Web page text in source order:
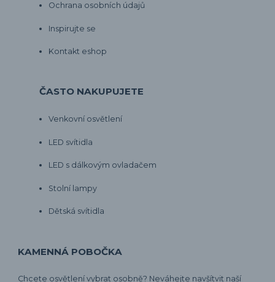
Ochrana osobních údajů
Inspirujte se
Kontakt eshop
ČASTO NAKUPUJETE
Venkovní osvětlení
LED svítidla
LED s dálkovým ovladačem
Stolní lampy
Dětská svítidla
KAMENNÁ POBOČKA
Chcete osvětlení vybrat osobně? Neváhejte navšítvit naší